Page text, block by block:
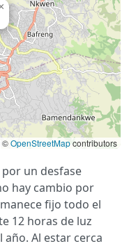
©OpenStreetMapcontributors
un desfase
hay cambio por
fijo todo el
12 horas de luz
Al estar cerca